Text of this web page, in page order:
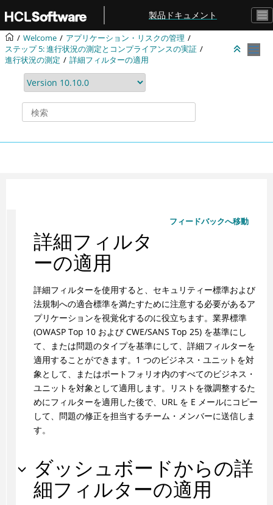
メインコンテンツにジャンプ
製品ドキュメント
Welcome
アプリケーション・リスクの管理
ステップ 5: 進行状況の測定とコンプライアンスの実証
進行状況の測定
詳細フィルターの適用
フィードバックへ移動
詳細フィルタ
ーの適用
詳細フィルターを使用すると、セキュリティー標準および
法規制への適合標準を満たすために注意する必要があるア
プリケーションを視覚化するのに役立ちます。業界標準
(OWASP Top 10 および CWE/SANS Top 25) を基準にし
て、または問題のタイプを基準にして、詳細フィルターを
適用することができます。1 つのビジネス・ユニットを対
象として、またはポートフォリオ内のすべてのビジネス・
ユニットを対象として適用します。リストを微調整するた
めにフィルターを適用した後で、URL を E メールにコピー
して、問題の修正を担当するチーム・メンバーに送信しま
す。
ダッシュボードからの詳
細フィルターの適用